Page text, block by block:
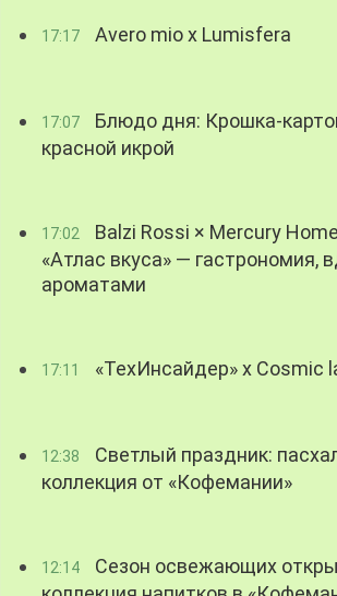
17:17 Avero mio x Lumisfera
17:07
Блюдо дня: Крошка-
красной икрой
17:02
Balzi Rossi × Mercury
«Атлас вкуса» — гастрономия,
ароматами
17:11 «ТехИнсайдер» х Cosmic
12:38
Светлый праздник:
коллекция от «Кофемании»
12:14
Сезон освежающих